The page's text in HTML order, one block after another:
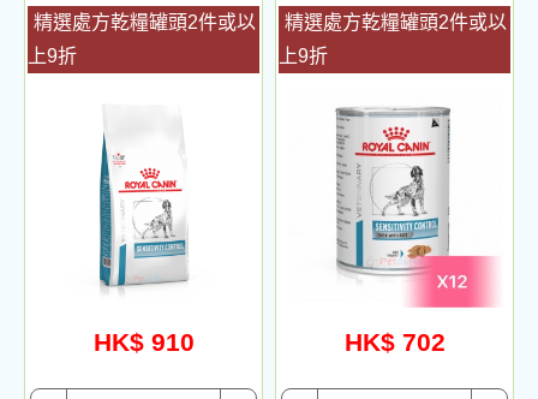
精選處方乾糧罐頭2件或以
上9折
HK$ 910
精選處方乾糧罐頭2件或以
上9折
HK$ 702